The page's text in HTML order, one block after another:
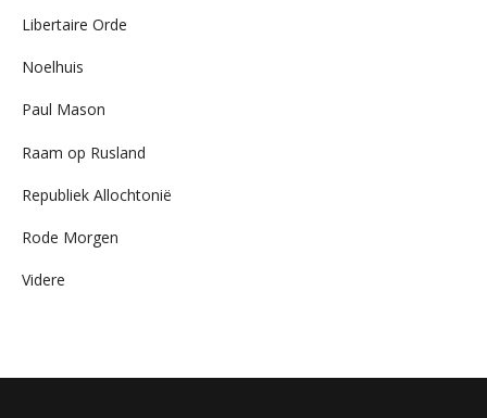
Libertaire Orde
Noelhuis
Paul Mason
Raam op Rusland
Republiek Allochtonië
Rode Morgen
Videre